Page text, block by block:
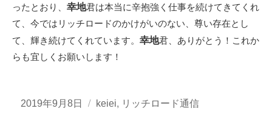
ったとおり、 幸地君は本当に辛抱強く仕事を続けてきてくれ
て、今ではリッチロードのかけがいのない、尊い存在とし
て、輝き続けてくれています。 幸地君、ありがとう！これか
らも宜しくお願いします！
投
2019年9月8日
カ
keiei, リッチロード通信